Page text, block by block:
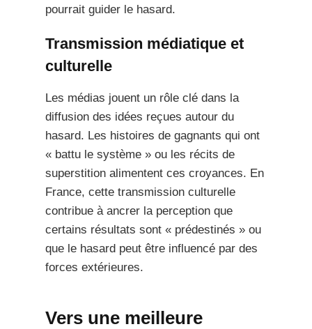
pourrait guider le hasard.
Transmission médiatique et
culturelle
Les médias jouent un rôle clé dans la
diffusion des idées reçues autour du
hasard. Les histoires de gagnants qui ont
« battu le système » ou les récits de
superstition alimentent ces croyances. En
France, cette transmission culturelle
contribue à ancrer la perception que
certains résultats sont « prédestinés » ou
que le hasard peut être influencé par des
forces extérieures.
Vers une meilleure